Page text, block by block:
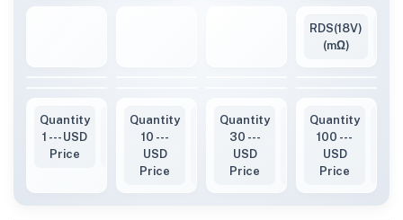
RDS(18V)
(mΩ)
Quantity
1 --- USD
Price
Quantity
10 ---
USD
Price
Quantity
30 ---
USD
Price
Quantity
100 ---
USD
Price